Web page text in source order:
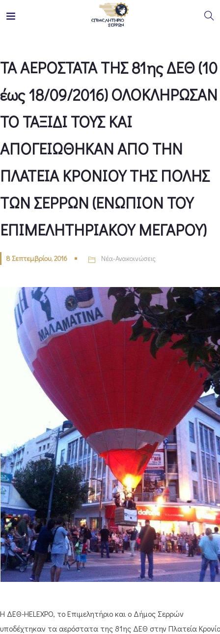
ΤΑ ΑΕΡΟΣΤΑΤΑ ΤΗΣ 81ης ΔΕΘ (10
έως 18/09/2016) ΟΛΟΚΛΗΡΩΣΑΝ
ΤΟ ΤΑΞΙΔΙ ΤΟΥΣ ΚΑΙ
ΑΠΟΓΕΙΩΘΗΚΑΝ ΑΠΟ ΤΗΝ
ΠΛΑΤΕΙΑ ΚΡΟΝΙΟΥ ΤΗΣ ΠΟΛΗΣ
ΤΩΝ ΣΕΡΡΩΝ (ΕΝΩΠΙΟΝ ΤΟΥ
ΕΠΙΜΕΛΗΤΗΡΙΑΚΟΥ ΜΕΓΑΡΟΥ)
8 Σεπτεμβρίου, 2016 Νέα-Ανακοινώσεις
Η ΔΕΘ-HELEXPO, το Επιμελητήριο και ο Δήμος Σερρών
υποδέχτηκαν τα αερόστατα της 81ης ΔΕΘ στην Πλατεία